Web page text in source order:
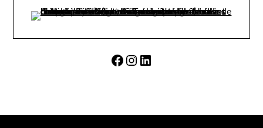
Facebook
Instagram
LinkedIn